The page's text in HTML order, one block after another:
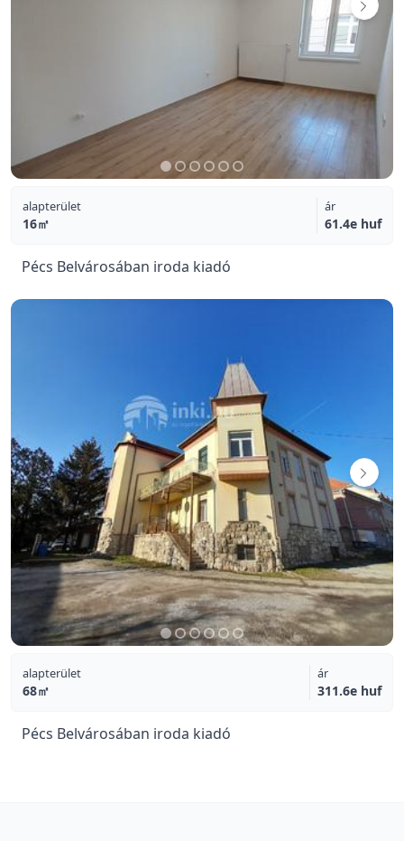
alapterület
16㎡
ár
61.4e huf
Pécs Belvárosában iroda kiadó
alapterület
68㎡
ár
311.6e huf
Pécs Belvárosában iroda kiadó